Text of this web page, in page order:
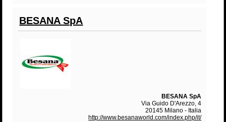
BESANA SpA
BESANA SpA
Via Guido D'Arezzo, 4
20145 Milano - Italia
http://www.besanaworld.com/index.php/it/